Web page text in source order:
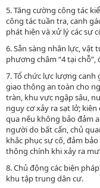
5. Tăng cường công tác
công tác tuần tra, canh
phát hiện và xử lý các sự
6. Sẵn sàng nhân lực,
phương châm “4 tại
7. Tổ chức lực lượng
giao thông an toàn cho
tràn, khu vực ngập sâu,
nguy cơ xảy ra sạt lở;
qua nếu không bảo đảm
người do bất cẩn, chủ
khắc phục sự cố, đảm
thông chính khi xảy ra
8. Chủ động các biện
khu tập trung dân cư.